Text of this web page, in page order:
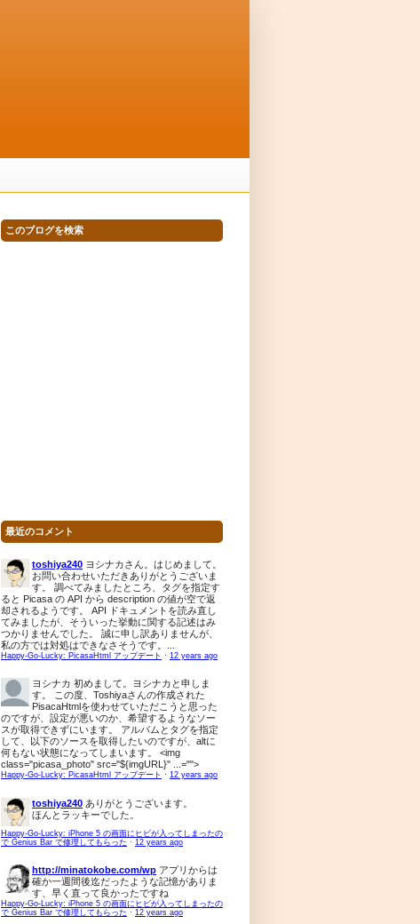
このブログを検索
最近のコメント
toshiya240 ヨシナカさん。はじめまして。
お問い合わせいただきありがとうございま
す。 調べてみましたところ、タグを指定す
ると Picasa の API から description の値が空で返
却されるようです。 API ドキュメントを読み直し
てみましたが、そういった挙動に関する記述はみ
つかりませんでした。 誠に申し訳ありませんが、
私の方では対処はできなさそうです。...
Happy-Go-Lucky: PicasaHtml アップデート · 12 years ago
ヨシナカ 初めまして。ヨシナカと申しま
す。 この度、Toshiyaさんの作成された
PisacaHtmlを使わせていただこうと思った
のですが、設定が悪いのか、希望するようなソー
スが取得できずにいます。 アルバムとタグを指定
して、以下のソースを取得したいのですが、altに
何もない状態になってしまいます。 <img
class="picasa_photo" src="${imgURL}" ...="">
Happy-Go-Lucky: PicasaHtml アップデート · 12 years ago
toshiya240 ありがとうございます。
ほんとラッキーでした。
Happy-Go-Lucky: iPhone 5 の画面にヒビが入ってしまったの
で Genius Bar で修理してもらった · 12 years ago
http://minatokobe.com/wp アプリからは
確か一週間後迄だったような記憶がありま
す、早く直って良かったですね
Happy-Go-Lucky: iPhone 5 の画面にヒビが入ってしまったの
で Genius Bar で修理してもらった · 12 years ago